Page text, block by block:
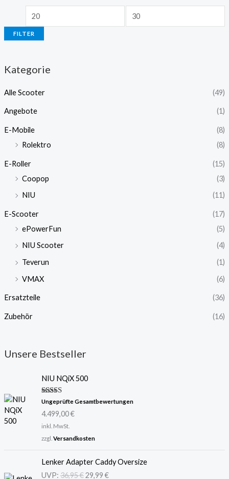
FILTER
Kategorie
Alle Scooter (49)
Angebote (1)
E-Mobile
(8)
Rolektro
(8)
E-Roller
(15)
Coopop
(3)
NIU
(11)
E-Scooter
(17)
ePowerFun
(5)
NIU Scooter
(4)
Teverun
(1)
VMAX
(6)
Ersatzteile (36)
Zubehör (16)
Unsere Bestseller
NIU NQiX 500
Bewertet
von 5
Ungeprüfte Gesamtbewertungen
4.499,00€
inkl. MwSt.
zzgl. Versandkosten
Lenker Adapter Caddy Oversize
UVP: 36,95€
r
29,99€
k